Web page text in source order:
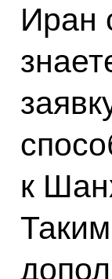
Иран
к